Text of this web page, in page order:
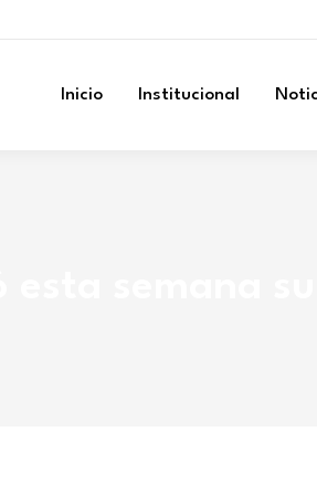
Inicio Institucional